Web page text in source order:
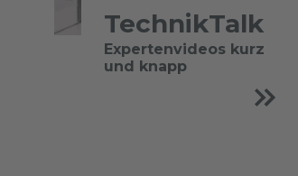
TechnikTalk
Expertenvideos kurz
und knapp